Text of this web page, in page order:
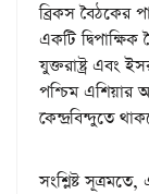
ব্রিকস বৈঠকের
একটি
যুক্তরাষ্ট্র এবং
পশ্চিম এশিয়ার
কেন্দ্রবিন্দুতে
সংশ্লিষ্ট